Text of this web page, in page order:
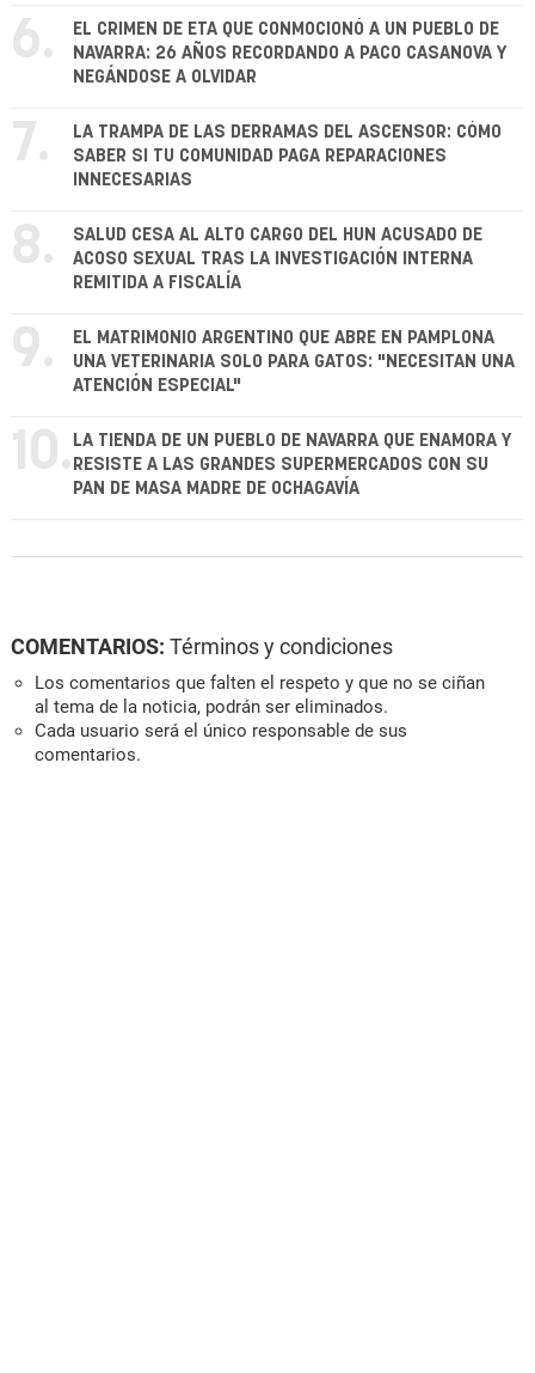
6.
EL CRIMEN DE ETA QUE CONMOCIONÓ A UN PUEBLO DE
NAVARRA: 26 AÑOS RECORDANDO A PACO CASANOVA Y
NEGÁNDOSE A OLVIDAR
7.
LA TRAMPA DE LAS DERRAMAS DEL ASCENSOR: CÓMO
SABER SI TU COMUNIDAD PAGA REPARACIONES
INNECESARIAS
8.
SALUD CESA AL ALTO CARGO DEL HUN ACUSADO DE
ACOSO SEXUAL TRAS LA INVESTIGACIÓN INTERNA
REMITIDA A FISCALÍA
9.
EL MATRIMONIO ARGENTINO QUE ABRE EN PAMPLONA
UNA VETERINARIA SOLO PARA GATOS: "NECESITAN UNA
ATENCIÓN ESPECIAL"
10. LA TIENDA DE UN PUEBLO DE NAVARRA QUE ENAMORA Y
RESISTE A LAS GRANDES SUPERMERCADOS CON SU
PAN DE MASA MADRE DE OCHAGAVÍA
COMENTARIOS: Términos y condiciones
Los comentarios que falten el respeto y que no se ciñan
al tema de la noticia, podrán ser eliminados.
Cada usuario será el único responsable de sus
comentarios.